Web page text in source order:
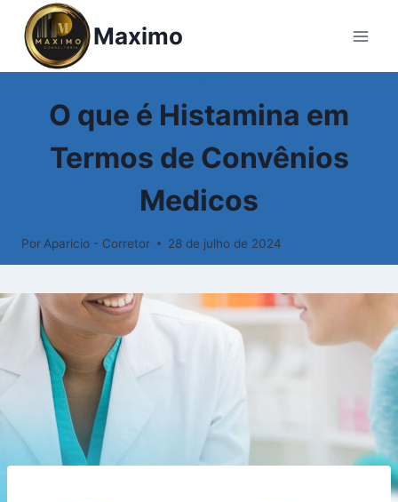
Pular
para
Maximo
O que é Histamina em
Termos de Convênios
Medicos
Por Aparicio - Corretor 28 de julho de 2024